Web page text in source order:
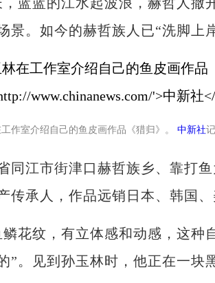
景。如今的赫哲族人已“洗脚上
作室介绍自己的鱼皮画作品《猎归》。 中新社
江市街津口赫哲族乡、靠打鱼
传承人，作品远销日本、韩国、
纹，有立体感和动感，这种
”。见到孙玉林时，他正在一块